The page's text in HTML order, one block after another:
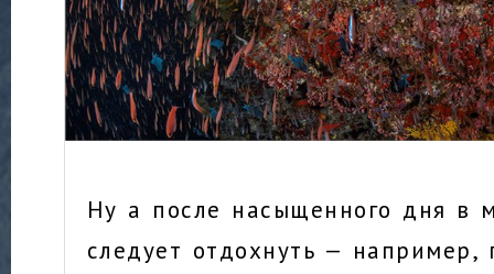
Ну а после насыщенного дня в
следует отдохнуть — например,